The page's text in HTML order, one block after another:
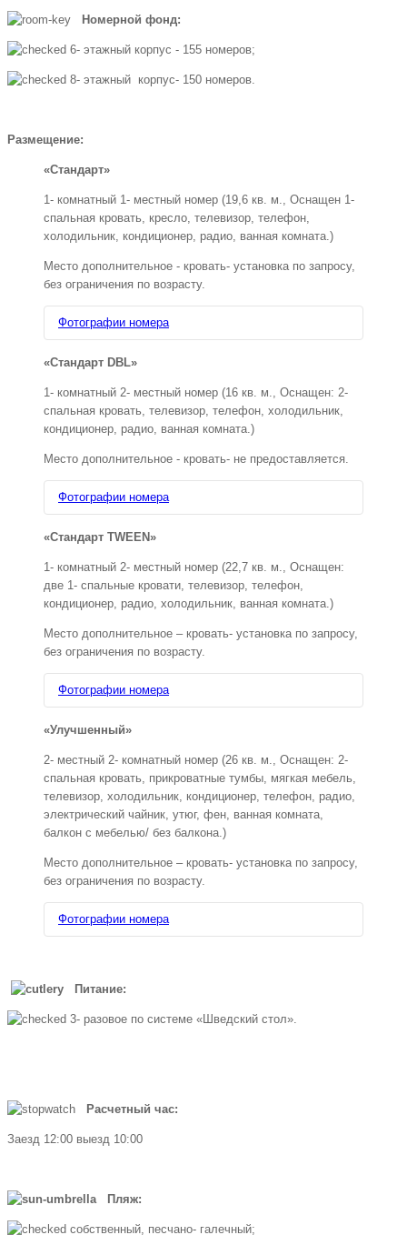
Номерной фонд:
6- этажный корпус - 155 номеров;
8- этажный корпус- 150 номеров.
Размещение:
«Стандарт»
1- комнатный 1- местный номер (19,6 кв. м., Оснащен 1-
спальная кровать, кресло, телевизор, телефон,
холодильник, кондиционер, радио, ванная комната.)
Место дополнительное - кровать- установка по запросу,
без ограничения по возрасту.
Фотографии номера
«Стандарт DBL»
1- комнатный 2- местный номер (16 кв. м., Оснащен: 2-
спальная кровать, телевизор, телефон, холодильник,
кондиционер, радио, ванная комната.)
Место дополнительное - кровать- не предоставляется.
Фотографии номера
«Стандарт TWEEN»
1- комнатный 2- местный номер (22,7 кв. м., Оснащен:
две 1- спальные кровати, телевизор, телефон,
кондиционер, радио, холодильник, ванная комната.)
Место дополнительное – кровать- установка по запросу,
без ограничения по возрасту.
Фотографии номера
«Улучшенный»
2- местный 2- комнатный номер (26 кв. м., Оснащен: 2-
спальная кровать, прикроватные тумбы, мягкая мебель,
телевизор, холодильник, кондиционер, телефон, радио,
электрический чайник, утюг, фен, ванная комната,
балкон с мебелью/ без балкона.)
Место дополнительное – кровать- установка по запросу,
без ограничения по возрасту.
Фотографии номера
Питание:
3- разовое по системе «Шведский стол».
Расчетный час:
Заезд 12:00 выезд 10:00
Пляж:
собственный, песчано- галечный;